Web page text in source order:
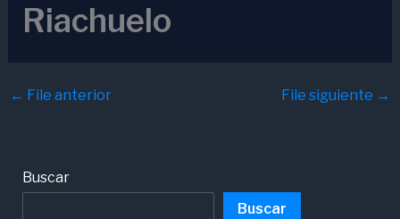
Riachuelo
← File anterior File siguiente →
Buscar
Buscar